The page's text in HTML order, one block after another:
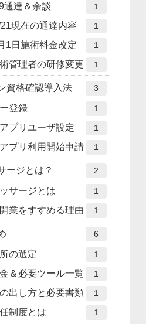
通達＆余談 1
現在の通達内容 1
1日施術料金改定 1
管理者の研修変更 1
資格確認導入法 3
登録 1
プリユーザ設定 1
プリ利用開始申請 1
ージとは？ 2
サージとは 1
業をすすめる理由 1
6
の選定 1
＆必要ツール一覧 1
出し方と必要書類 1
制度とは 1